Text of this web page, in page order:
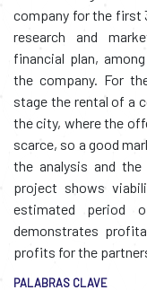
company for the first
research and
financial plan,
the company. For
stage the rental of a
the city, where the
scarce, so a good
the analysis and
project shows
estimated period
demonstrates
profits for the
PALABRAS CLAVE